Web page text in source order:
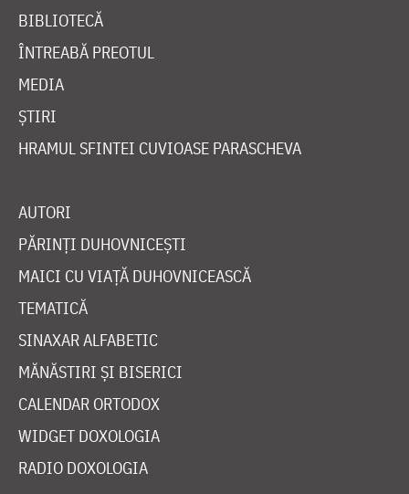
BIBLIOTECĂ
ÎNTREABĂ PREOTUL
MEDIA
ȘTIRI
HRAMUL SFINTEI CUVIOASE PARASCHEVA
AUTORI
PĂRINȚI DUHOVNICEȘTI
MAICI CU VIAȚĂ DUHOVNICEASCĂ
TEMATICĂ
SINAXAR ALFABETIC
MĂNĂSTIRI ȘI BISERICI
CALENDAR ORTODOX
WIDGET DOXOLOGIA
RADIO DOXOLOGIA